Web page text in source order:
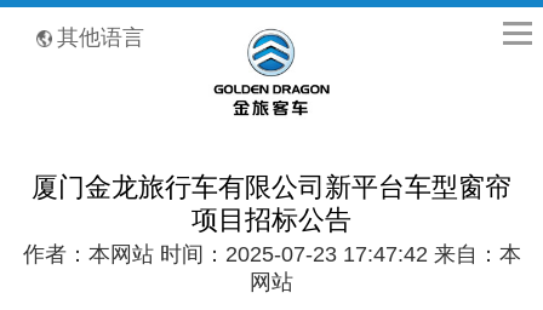
其他语言
厦门金龙旅行车有限公司新平台车型窗帘
项目招标公告
作者：本网站 时间：2025-07-23 17:47:42 来自：本
网站